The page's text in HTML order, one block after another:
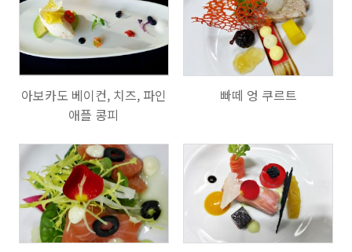
630
아보카도 베이컨, 치즈, 파인
애플 콩피
705
빠떼 엉 쿠르트
742 741